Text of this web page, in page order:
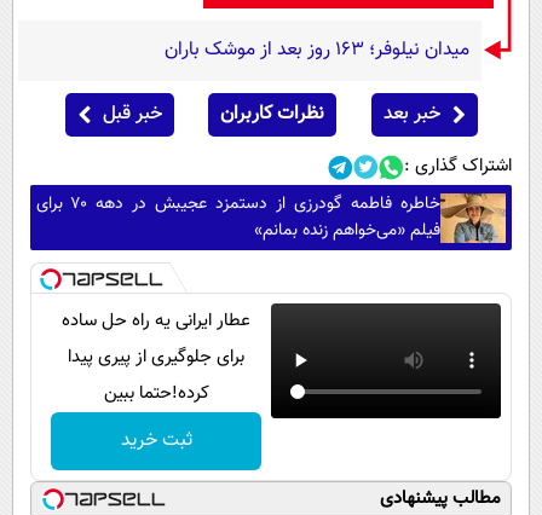
میدان نیلوفر؛ ۱۶۳ روز بعد از موشک باران
خبر بعد نظرات کاربران خبر قبل
اشتراک گذاری :
خاطره فاطمه گودرزی از دستمزد عجیبش در دهه ۷۰ برای
فیلم «می‌خواهم زنده بمانم»
عطار ایرانی یه راه حل ساده
برای جلوگیری از پیری پیدا
کرده!حتما ببین
ثبت خرید
مطالب پیشنهادی